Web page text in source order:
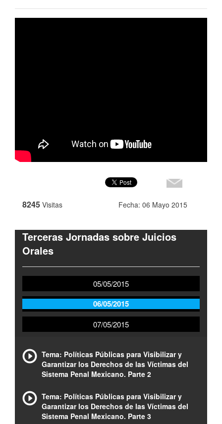
8245 Visitas Fecha: 06 Mayo 2015
Terceras Jornadas sobre Juicios
Orales
05/05/2015
06/05/2015
07/05/2015
Tema: Políticas Públicas para Visibilizar y
Garantizar los Derechos de las Víctimas del
Sistema Penal Mexicano. Parte 2
Tema: Políticas Públicas para Visibilizar y
Garantizar los Derechos de las Víctimas del
Sistema Penal Mexicano. Parte 3